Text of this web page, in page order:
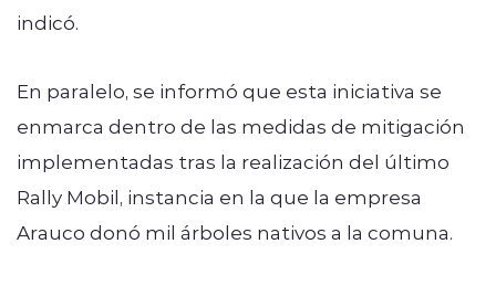
indicó.
En paralelo, se informó que esta iniciativa se
enmarca dentro de las medidas de mitigación
implementadas tras la realización del último
Rally Mobil, instancia en la que la empresa
Arauco donó mil árboles nativos a la comuna.